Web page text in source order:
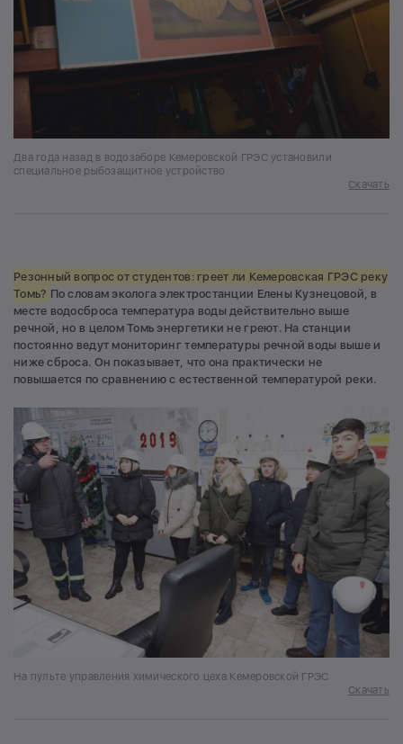
Два года назад в водозаборе Кемеровской ГРЭС установили
специальное рыбозащитное устройство
Скачать
Резонный вопрос от студентов: греет ли Кемеровская ГРЭС реку
Томь? По словам эколога электростанции Елены Кузнецовой, в
месте водосброса температура воды действительно выше
речной, но в целом Томь энергетики не греют. На станции
постоянно ведут мониторинг температуры речной воды выше и
ниже сброса. Он показывает, что она практически не
повышается по сравнению с естественной температурой реки.
На пульте управления химического цеха Кемеровской ГРЭС
Скачать